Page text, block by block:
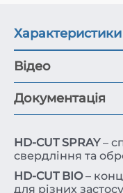
Характеристики
Відео
Документація
HD-CUT SPRAY–
свердління та
HD-CUT BIO–
для різних